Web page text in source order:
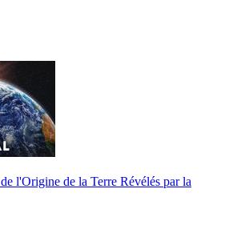
l'Origine de la Terre Révélés par la